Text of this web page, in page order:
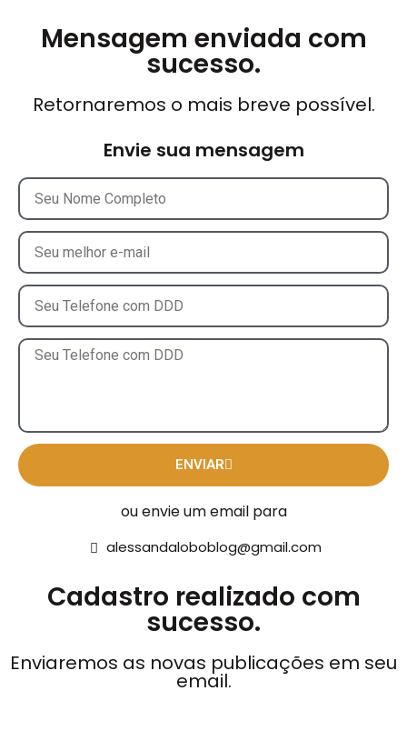
Mensagem enviada com
sucesso.
Retornaremos o mais breve possível.
Envie sua mensagem
ENVIAR
ou envie um email para
alessandaloboblog@gmail.com
Cadastro realizado com
sucesso.
Enviaremos as novas publicações em seu
email.